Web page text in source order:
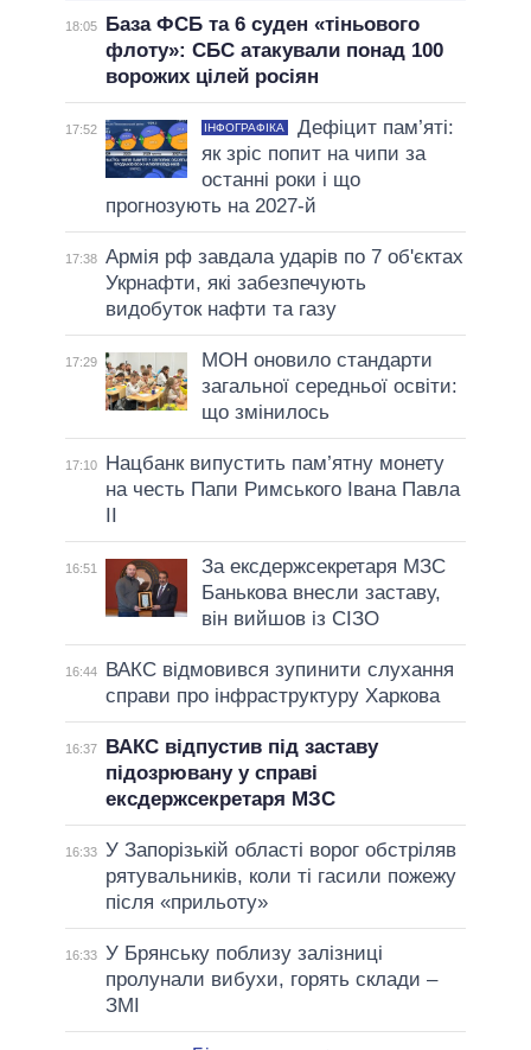
18:05
База ФСБ та 6 суден «тіньового
флоту»: СБС атакували понад 100
ворожих цілей росіян
17:52 ІНФОГРАФІКА
Дефіцит пам’яті:
як зріс попит на чипи за
останні роки і що
прогнозують на 2027-й
17:38 Армія рф завдала ударів по 7 об'єктах
Укрнафти, які забезпечують
видобуток нафти та газу
17:29
МОН оновило стандарти
загальної середньої освіти:
що змінилось
17:10
Нацбанк випустить пам’ятну монету
на честь Папи Римського Івана Павла
II
16:51
За ексдержсекретаря МЗС
Банькова внесли заставу,
він вийшов із СІЗО
16:44
ВАКС відмовився зупинити слухання
справи про інфраструктуру Харкова
16:37
ВАКС відпустив під заставу
підозрювану у справі
ексдержсекретаря МЗС
16:33 У Запорізькій області ворог обстріляв
рятувальників, коли ті гасили пожежу
після «прильоту»
16:33 У Брянську поблизу залізниці
пролунали вибухи, горять склади –
ЗМІ